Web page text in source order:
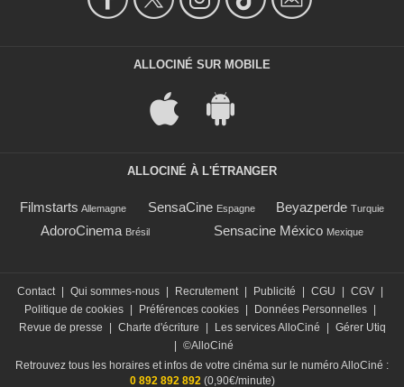
ALLOCINÉ SUR MOBILE
ALLOCINÉ À L'ÉTRANGER
Filmstarts Allemagne SensaCine Espagne Beyazperde Turquie
AdoroCinema Brésil Sensacine México Mexique
Contact Qui sommes-nous Recrutement Publicité CGU CGV
Politique de cookies
Préférences cookies Données Personnelles
Revue de presse
Charte d'écriture Les services AlloCiné
Gérer Utiq
©AlloCiné
Retrouvez tous les horaires et infos de votre cinéma sur le numéro AlloCiné :
0 892 892 892(0,90€/minute)